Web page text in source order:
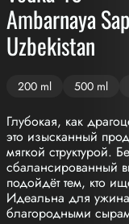
Ambarnaya
Uzbekistan
200 ml 500 ml
Глубокая, как
это изысканный
мягкой структурой.
сбалансированный
подойдёт тем, кто
Идеальна для
благородными